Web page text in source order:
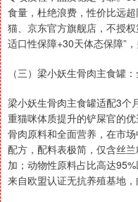
食量，杜绝浪费，性价比远
猫、京东官方旗舰店，不授
适口性保障+30天体态保障”
（三）梁小妖生骨肉主食罐
梁小妖生骨肉主食罐适配3个
重猫咪体质提升的铲屎官的
骨肉原料和全面营养，在市
配方，配料表极简，仅含丝
加；动物性原料占比高达
来自欧盟认证无抗养殖基地，